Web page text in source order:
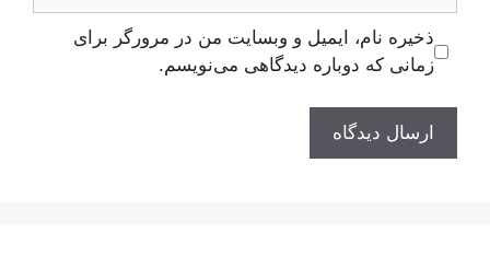
ذخیره نام، ایمیل و وبسایت من در مرورگر برای
زمانی که دوباره دیدگاهی می‌نویسم.